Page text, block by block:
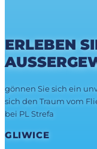
ERLEBEN
gönnen Sie sich ein
sich den Traum vom
bei PL Strefa
GLIWICE